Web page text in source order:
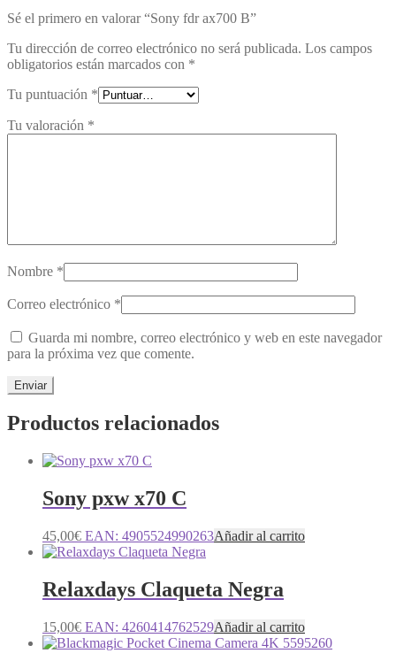
Sé el primero en valorar “Sony fdr ax700 B”
Tu dirección de correo electrónico no será publicada. Los campos
obligatorios están marcados con *
Tu puntuación *
Tu valoración *
Nombre *
Correo electrónico *
Guarda mi nombre, correo electrónico y web en este navegador
para la próxima vez que comente.
Productos relacionados
Sony pxw x70 C
45,00€ EAN: 4905524990263Añadir al carrito
Relaxdays Claqueta Negra
15,00€ EAN: 4260414762529Añadir al carrito